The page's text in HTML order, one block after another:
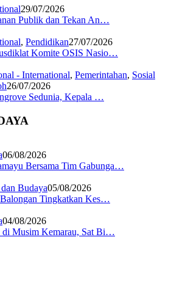
29/07/2026
Publik dan Tekan An…
, Pendidikan27/07/2026
Komite OSIS Nasio…
- International, Pemerintahan, Sosial
26/07/2026
Sedunia, Kepala …
06/08/2026
Bersama Tim Gabunga…
Budaya05/08/2026
Tingkatkan Kes…
04/08/2026
di Musim Kemarau, Sat Bi…